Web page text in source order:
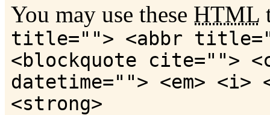
You may use these HTML
title=""> <abbr
<blockquote cite="">
datetime=""> <em>
<strong>